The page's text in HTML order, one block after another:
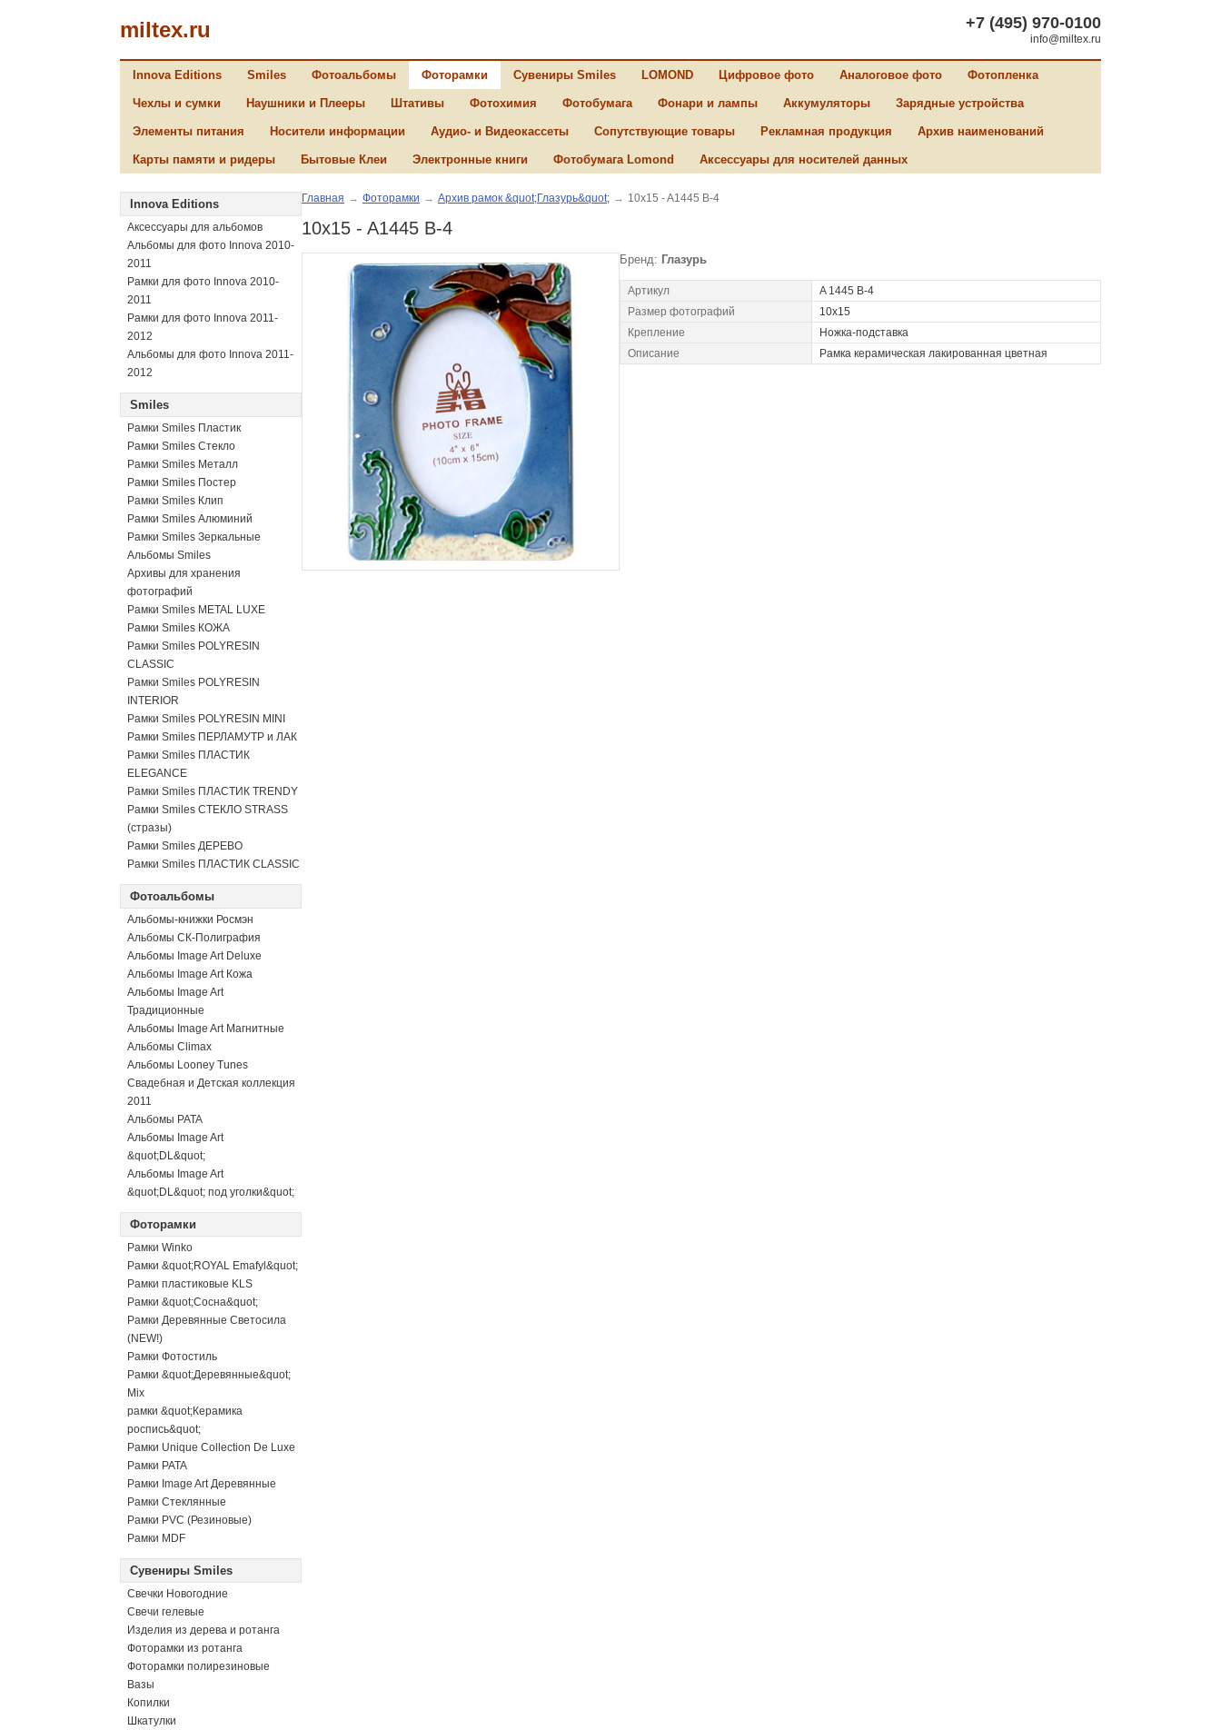
miltex.ru +7 (495) 970-0100
info@miltex.ru
Innova Editions Smiles Фотоальбомы Фоторамки Сувениры Smiles LOMOND Цифровое фото Аналоговое фото Фотопленка
Чехлы и сумки Наушники и Плееры Штативы Фотохимия Фотобумага Фонари и лампы Аккумуляторы Зарядные устройства
Элементы питания Носители информации Аудио- и Видеокассеты Сопутствующие товары Рекламная продукция Архив наименований
Карты памяти и ридеры Бытовые Клеи Электронные книги Фотобумага Lomond Аксессуары для носителей данных
Innova Editions
Аксессуары для альбомов
Альбомы для фото Innova 2010-
2011
Рамки для фото Innova 2010-
2011
Рамки для фото Innova 2011-
2012
Альбомы для фото Innova 2011-
2012
Smiles
Рамки Smiles Пластик
Рамки Smiles Стекло
Рамки Smiles Металл
Рамки Smiles Постер
Рамки Smiles Клип
Рамки Smiles Алюминий
Рамки Smiles Зеркальные
Альбомы Smiles
Архивы для хранения
фотографий
Рамки Smiles METAL LUXE
Рамки Smiles КОЖА
Рамки Smiles POLYRESIN
CLASSIC
Рамки Smiles POLYRESIN
INTERIOR
Рамки Smiles POLYRESIN MINI
Рамки Smiles ПЕРЛАМУТР и ЛАК
Рамки Smiles ПЛАСТИК
ELEGANCE
Рамки Smiles ПЛАСТИК TRENDY
Рамки Smiles СТЕКЛО STRASS
(стразы)
Рамки Smiles ДЕРЕВО
Рамки Smiles ПЛАСТИК CLASSIC
Фотоальбомы
Альбомы-книжки Росмэн
Альбомы СК-Полиграфия
Альбомы Image Art Deluxe
Альбомы Image Art Кожа
Альбомы Image Art
Традиционные
Альбомы Image Art Магнитные
Альбомы Climax
Альбомы Looney Tunes
Свадебная и Детская коллекция
2011
Альбомы PATA
Альбомы Image Art
&quot;DL&quot;
Альбомы Image Art
&quot;DL&quot; под уголки&quot;
Фоторамки
Рамки Winko
Рамки &quot;ROYAL Emafyl&quot;
Рамки пластиковые KLS
Рамки &quot;Сосна&quot;
Рамки Деревянные Светосила
(NEW!)
Рамки Фотостиль
Рамки &quot;Деревянные&quot;
Mix
рамки &quot;Керамика
роспись&quot;
Рамки Unique Collection De Luxe
Рамки PATA
Рамки Image Art Деревянные
Рамки Стеклянные
Рамки PVC (Резиновые)
Рамки MDF
Сувениры Smiles
Свечки Новогодние
Свечи гелевые
Изделия из дерева и ротанга
Фоторамки из ротанга
Фоторамки полирезиновые
Вазы
Копилки
Шкатулки
Главная → Фоторамки → Архив рамок &quot;Глазурь&quot; → 10x15 - A1445 B-4
10x15 - A1445 B-4
Бренд: Глазурь
Артикул
A 1445 B-4
Размер фотографий
10x15
Крепление
Ножка-подставка
Описание
Рамка керамическая лакированная цветная